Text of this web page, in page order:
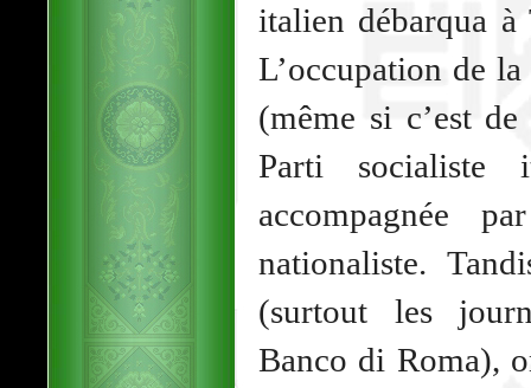
italien débarqua
L’occupation de
(même si c’est
Parti socialiste
accompagnée
nationaliste.
(surtout les
Banco di Roma),